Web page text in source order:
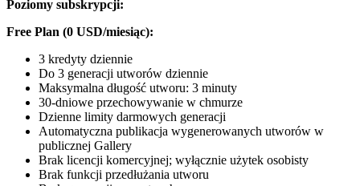
Poziomy subskrypcji:
Free Plan (0 USD/miesiąc):
3 kredyty dziennie
Do 3 generacji utworów dziennie
Maksymalna długość utworu: 3 minuty
30-dniowe przechowywanie w chmurze
Dzienne limity darmowych generacji
Automatyczna publikacja wygenerowanych utworów w
publicznej Gallery
Brak licencji komercyjnej; wyłącznie użytek osobisty
Brak funkcji przedłużania utworu